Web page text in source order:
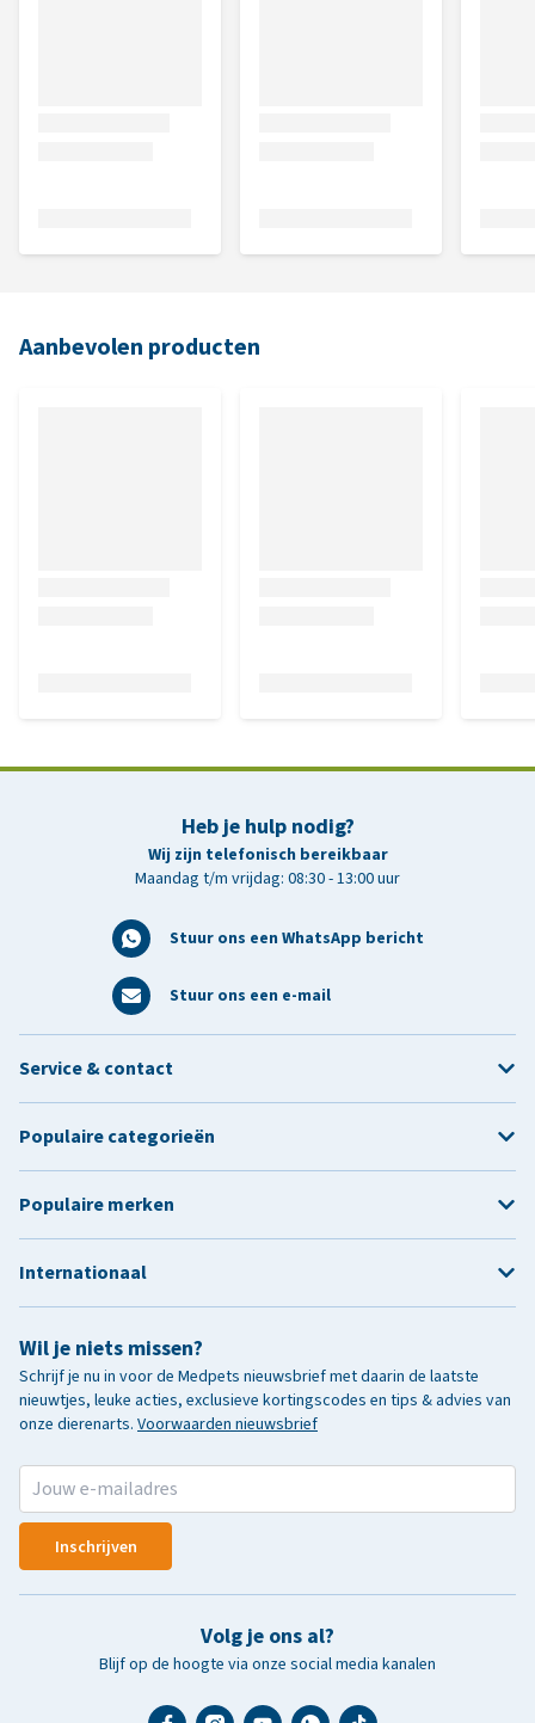
Aanbevolen producten
Heb je hulp nodig?
Wij zijn telefonisch bereikbaar
Maandag t/m vrijdag: 08:30 - 13:00 uur
Stuur ons een WhatsApp bericht
Stuur ons een e-mail
Wil je niets missen?
Schrijf je nu in voor de Medpets nieuwsbrief met daarin de laatste
nieuwtjes, leuke acties, exclusieve kortingscodes en tips & advies van
onze dierenarts. Voorwaarden nieuwsbrief
Inschrijven
Volg je ons al?
Blijf op de hoogte via onze social media kanalen
Service & contact
Populaire categorieën
Populaire merken
Internationaal